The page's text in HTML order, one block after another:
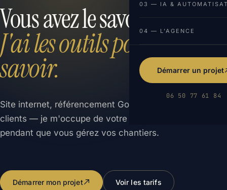
03 — IA &
04 — L'AGENCE
Démarrer un projet
06 50 77 61 84
Vous avez le savoir-faire.
J'ai les outils pour le faire
savoir.
Site internet, référencement Google, gestion des avis
clients — je m'occupe de votre présence digitale
pendant que vous gérez vos chantiers.
Démarrer mon projet Voir les tarifs